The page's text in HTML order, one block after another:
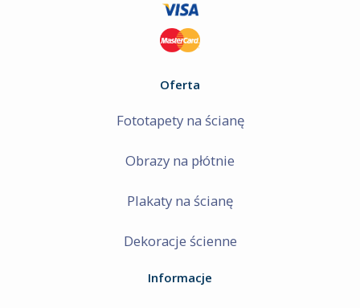
Oferta
Fototapety na ścianę
Obrazy na płótnie
Plakaty na ścianę
Dekoracje ścienne
Informacje